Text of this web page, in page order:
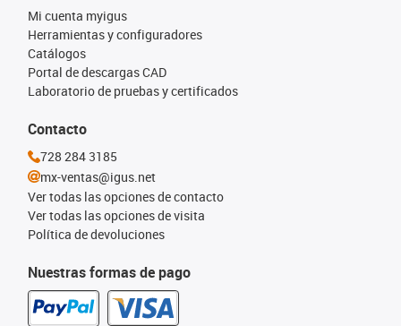
Nuestras formas de pago
Mi cuenta myigus
Herramientas y configuradores
Catálogos
Portal de descargas CAD
Laboratorio de pruebas y certificados
Contacto
728 284 3185
mx-ventas@igus.net
Ver todas las opciones de contacto
Ver todas las opciones de visita
Política de devoluciones